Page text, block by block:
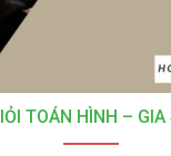
TOÁN HÌNH –